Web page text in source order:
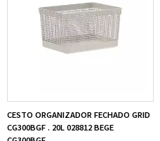
CESTO ORGANIZADOR FECHADO GRID
CG300BGF . 20L 028812 BEGE